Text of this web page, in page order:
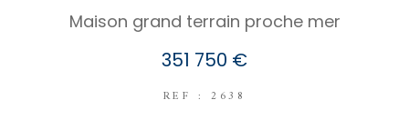
Maison grand terrain proche mer
351 750 €
REF : 2638